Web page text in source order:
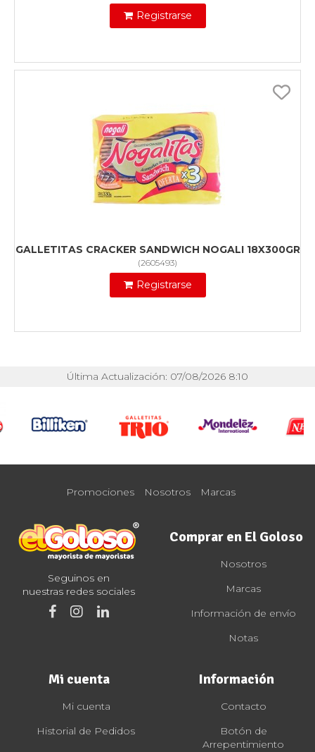
Registrarse
GALLETITAS CRACKER SANDWICH NOGALI 18X300GR
(2605493)
Registrarse
Última Actualización: 07/08/2026 8:10
Promociones Nosotros Marcas
Seguinos en
nuestras redes sociales
Comprar en El Goloso
Nosotros
Marcas
Información de envío
Notas
Mi cuenta
Mi cuenta
Historial de Pedidos
Información
Contacto
Botón de
Arrepentimiento